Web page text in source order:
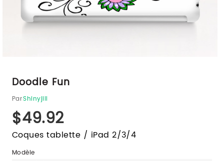
Doodle Fun
ParShinyjill
$49.92
Coques tablette / iPad 2/3/4
Modèle